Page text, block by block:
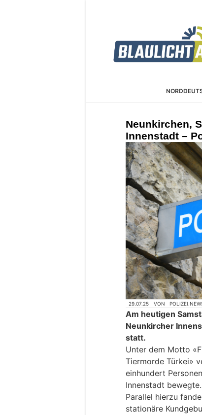
Neunkirchen,
Innenstadt –
29.07.25 VON
Am heutigen
Neunkircher
statt.
Unter dem Motto
Tiermorde Türkei»
einhundert
Innenstadt bewegte.
Parallel hierzu
stationäre